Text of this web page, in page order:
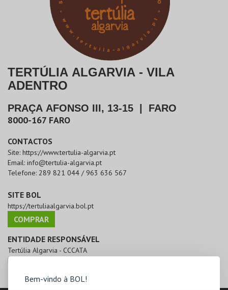
Bem-vindo à BOL!
TERTÚLIA ALGARVIA - VILA
ADENTRO
PRAÇA AFONSO III, 13-15 FARO
8000-167 FARO
CONTACTOS
Site: https://www.tertulia-algarvia.pt
Email: info@tertulia-algarvia.pt
Telefone: 289 821 044 / 963 636 567
SITE BOL
https://tertuliaalgarvia.bol.pt
COMPRAR
ENTIDADE RESPONSÁVEL
Tertúlia Algarvia - CCCATA
NIF: